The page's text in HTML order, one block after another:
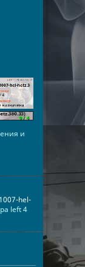
и
hel-
left 4